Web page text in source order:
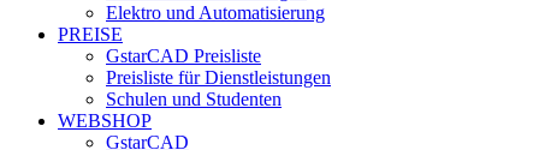
Elektro und Automatisierung
PREISE
GstarCAD Preisliste
Preisliste für Dienstleistungen
Schulen und Studenten
WEBSHOP
GstarCAD